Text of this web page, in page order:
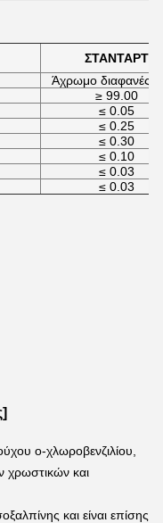
ΣΤΑΝΤΑΡΤ
Άχρωμο διαφανές
≥ 99.00
≤ 0.05
≤ 0.25
≤ 0.30
≤ 0.10
≤ 0.03
≤ 0.03
ο-χλωροβενζιλίου,
χρωστικών και
και είναι επίσης